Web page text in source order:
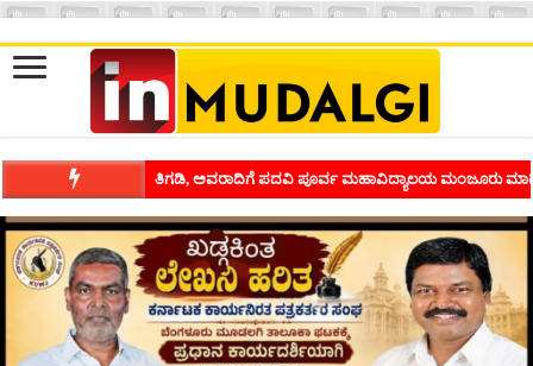
ತಿಗಡಿ, ಅವರಾದಿಗೆ ಪದವಿ ಪೂರ್ವ ಮಹಾವಿದ್ಯಾಲಯ ಮಂಜೂರು